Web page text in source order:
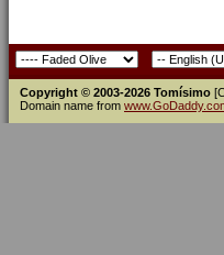
Copyright © 2003-2026 Tomísimo
Domain name from